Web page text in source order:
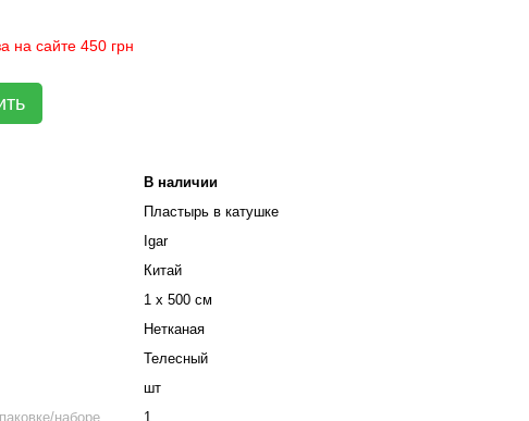
на сайте 450 грн
В наличии
Пластырь в катушке
Igar
Китай
1 х 500 см
Нетканая
Телесный
шт
наборе
1